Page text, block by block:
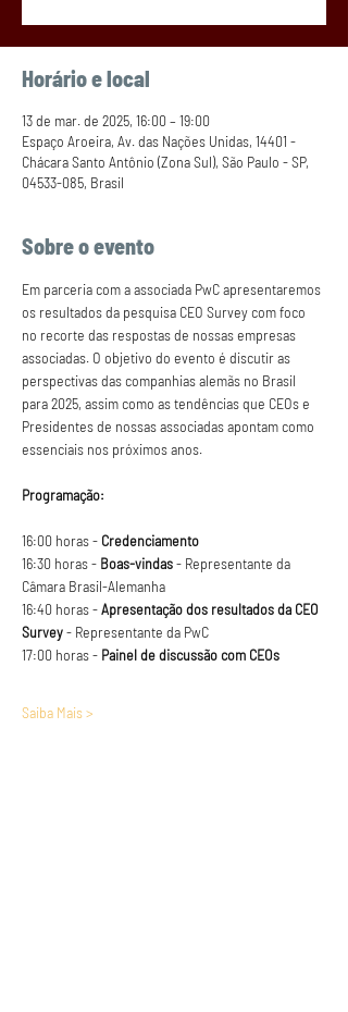
Horário e local
13 de mar. de 2025, 16:00 – 19:00
Espaço Aroeira, Av. das Nações Unidas, 14401 -
Chácara Santo Antônio (Zona Sul), São Paulo - SP,
04533-085, Brasil
Sobre o evento
Em parceria com a associada PwC apresentaremos
os resultados da pesquisa CEO Survey com foco
no recorte das respostas de nossas empresas
associadas. O objetivo do evento é discutir as
perspectivas das companhias alemãs no Brasil
para 2025, assim como as tendências que CEOs e
Presidentes de nossas associadas apontam como
essenciais nos próximos anos.
Programação:
16:00 horas - Credenciamento
16:30 horas - Boas-vindas - Representante da
Câmara Brasil-Alemanha
16:40 horas - Apresentação dos resultados da CEO
Survey - Representante da PwC
17:00 horas - Painel de discussão com CEOs
Saiba Mais >